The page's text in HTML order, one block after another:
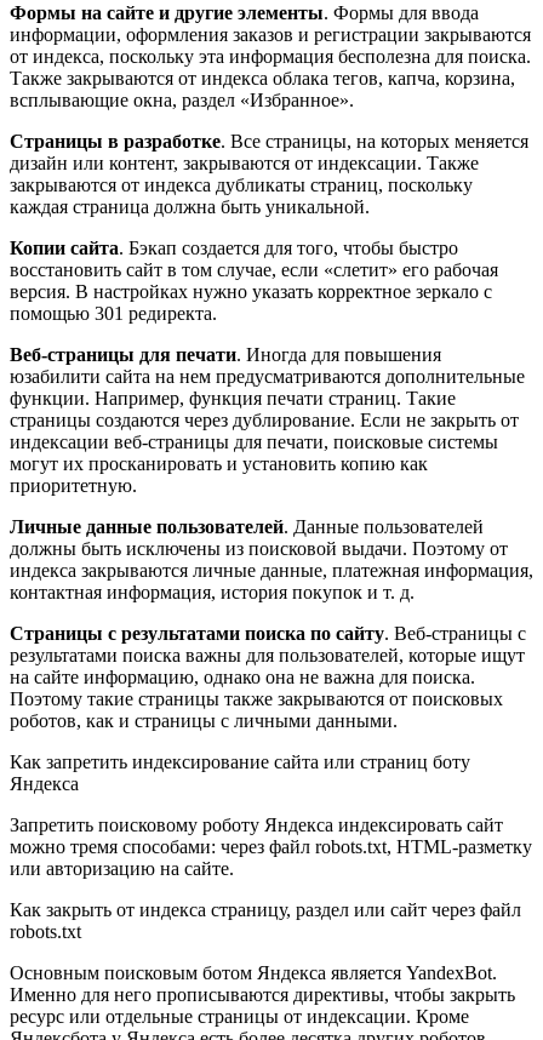
Формы на сайте и другие элементы. Формы для ввода
информации, оформления заказов и регистрации закрываются
от индекса, поскольку эта информация бесполезна для поиска.
Также закрываются от индекса облака тегов, капча, корзина,
всплывающие окна, раздел «Избранное».
Страницы в разработке. Все страницы, на которых меняется
дизайн или контент, закрываются от индексации. Также
закрываются от индекса дубликаты страниц, поскольку
каждая страница должна быть уникальной.
Копии сайта. Бэкап создается для того, чтобы быстро
восстановить сайт в том случае, если «слетит» его рабочая
версия. В настройках нужно указать корректное зеркало с
помощью 301 редиректа.
Веб-страницы для печати. Иногда для повышения
юзабилити сайта на нем предусматриваются дополнительные
функции. Например, функция печати страниц. Такие
страницы создаются через дублирование. Если не закрыть от
индексации веб-страницы для печати, поисковые системы
могут их просканировать и установить копию как
приоритетную.
Личные данные пользователей. Данные пользователей
должны быть исключены из поисковой выдачи. Поэтому от
индекса закрываются личные данные, платежная информация,
контактная информация, история покупок и т. д.
Страницы с результатами поиска по сайту. Веб-страницы с
результатами поиска важны для пользователей, которые ищут
на сайте информацию, однако она не важна для поиска.
Поэтому такие страницы также закрываются от поисковых
роботов, как и страницы с личными данными.
Как запретить индексирование сайта или страниц боту
Яндекса
Запретить поисковому роботу Яндекса индексировать сайт
можно тремя способами: через файл robots.txt, HTML-разметку
или авторизацию на сайте.
Как закрыть от индекса страницу, раздел или сайт через файл
robots.txt
Основным поисковым ботом Яндекса является YandexBot.
Именно для него прописываются директивы, чтобы закрыть
ресурс или отдельные страницы от индексации. Кроме